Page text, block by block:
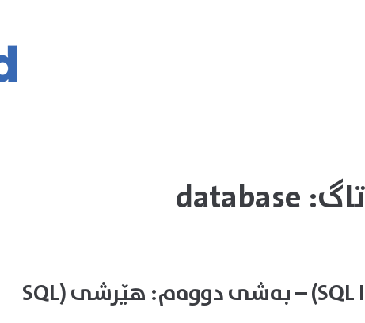
تاگ: database
هێرشی (SQL Injection) – بەشی دووەم: هێرشی (SQL